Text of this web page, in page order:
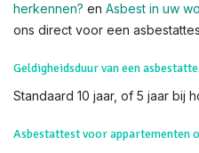
herkennen? en Asbest in uw
ons direct voor een
Geldigheidsduur van een
Standaard 10 jaar, of 5 jaar bij
Asbestattest voor appartementen